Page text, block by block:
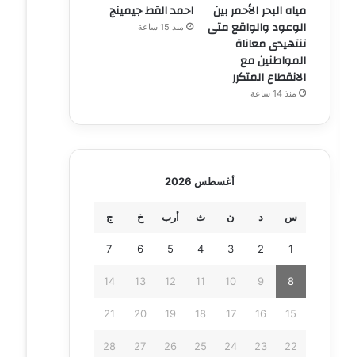
مياه البحر الأحمر بين
الوعود والواقع متى
تنتهيدى معاناة
المواطنين مع
الانقطاع المتكرر
منذ 14 ساعة
احمد القط جيمينج
منذ 15 ساعة
أغسطس 2026
س د ن ث أرب خ ج
1
2
3
4
5
6
7
8
9
10
11
12
13
14
15
16
17
18
19
20
21
22
23
24
25
26
27
28